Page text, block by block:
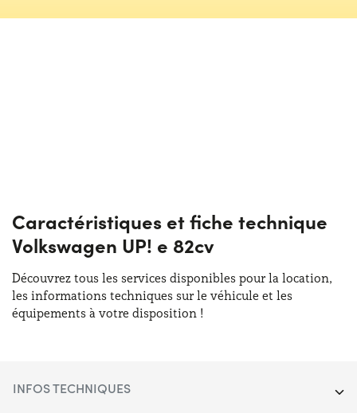
Caractéristiques et fiche technique
Volkswagen UP! e 82cv
Découvrez tous les services disponibles pour la location,
les informations techniques sur le véhicule et les
équipements à votre disposition !
INFOS TECHNIQUES